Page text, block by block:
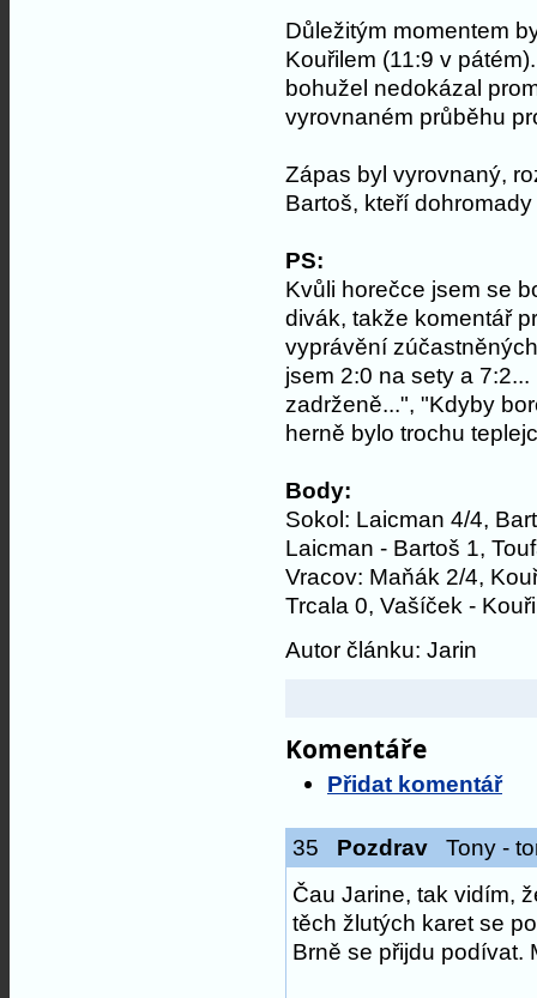
Důležitým momentem
Kouřilem (11:9 v
bohužel nedokázal
vyrovnaném průběhu
Zápas byl vyrovnaný,
Bartoš, kteří
PS:
Kvůli horečce jsem se
divák, takže komentář
vyprávění
jsem 2:0 na sety a
zadrženě...", "Kdyby
herně bylo trochu
Body:
Sokol: Laicman 4/4,
Laicman - Bartoš 1,
Vracov: Maňák 2/4,
Trcala 0, Vašíček -
Autor článku: Jarin
Komentáře
Přidat komentář
35 Pozdrav Tony -
Čau Jarine, tak vidím,
těch žlutých karet se
Brně se přijdu podívat.